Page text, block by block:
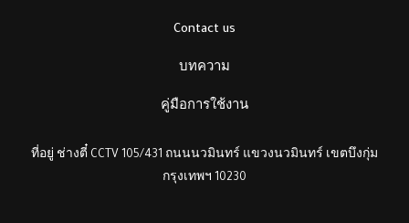
Contact us
บทความ
คู่มือการใช้งาน
ที่อยู่ ช่างตี๋ CCTV 105/431 ถนนนวมินทร์ แขวงนวมินทร์ เขตบึงกุ่ม
กรุงเทพฯ 10230